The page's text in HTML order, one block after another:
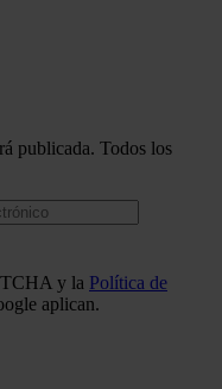
publicada. Todos los
y la Política de
aplican.